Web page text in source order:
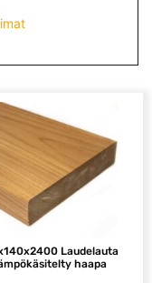
Laudelauta
haapa